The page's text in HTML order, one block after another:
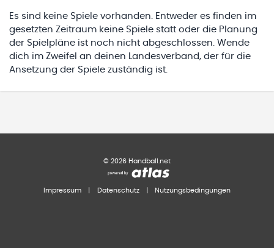
Es sind keine Spiele vorhanden. Entweder es finden im
gesetzten Zeitraum keine Spiele statt oder die Planung
der Spielpläne ist noch nicht abgeschlossen. Wende
dich im Zweifel an deinen Landesverband, der für die
Ansetzung der Spiele zuständig ist.
© 2026 Handball.net
Impressum Datenschutz Nutzungsbedingungen